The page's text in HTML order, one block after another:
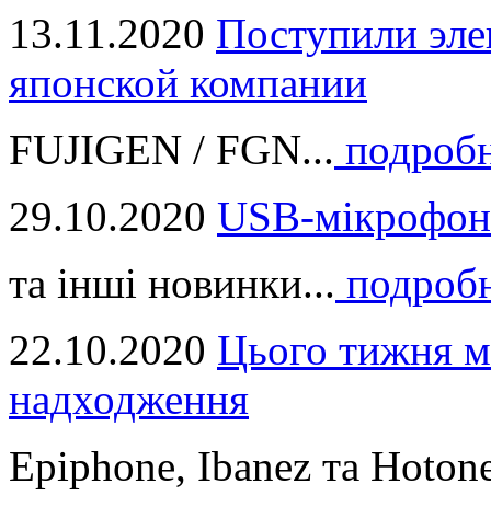
13.11.2020 Поступили
японской компании
FUJIGEN / FGN...
29.10.2020 USB-
та інші новинки...
22.10.2020 Цього тижня
надходження
Epiphone, Ibanez та